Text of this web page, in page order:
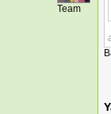
Team